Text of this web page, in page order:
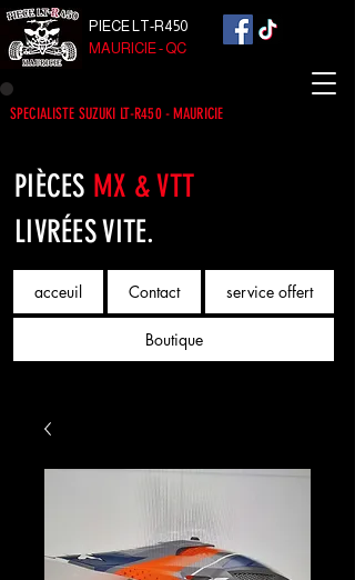
acceuil Contact service offert
Boutique
PIECE LT-R450
MAURICIE - QC
SPECIALISTE SUZUKI LT-R450 - MAURICIE
PIÈCES MX & VTT
LIVRÉES VITE.